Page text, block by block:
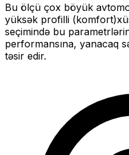
Bu ölçü çox böyük
yüksək profilli (komfort)
seçimində bu
performansına, yanacaq
təsir edir.